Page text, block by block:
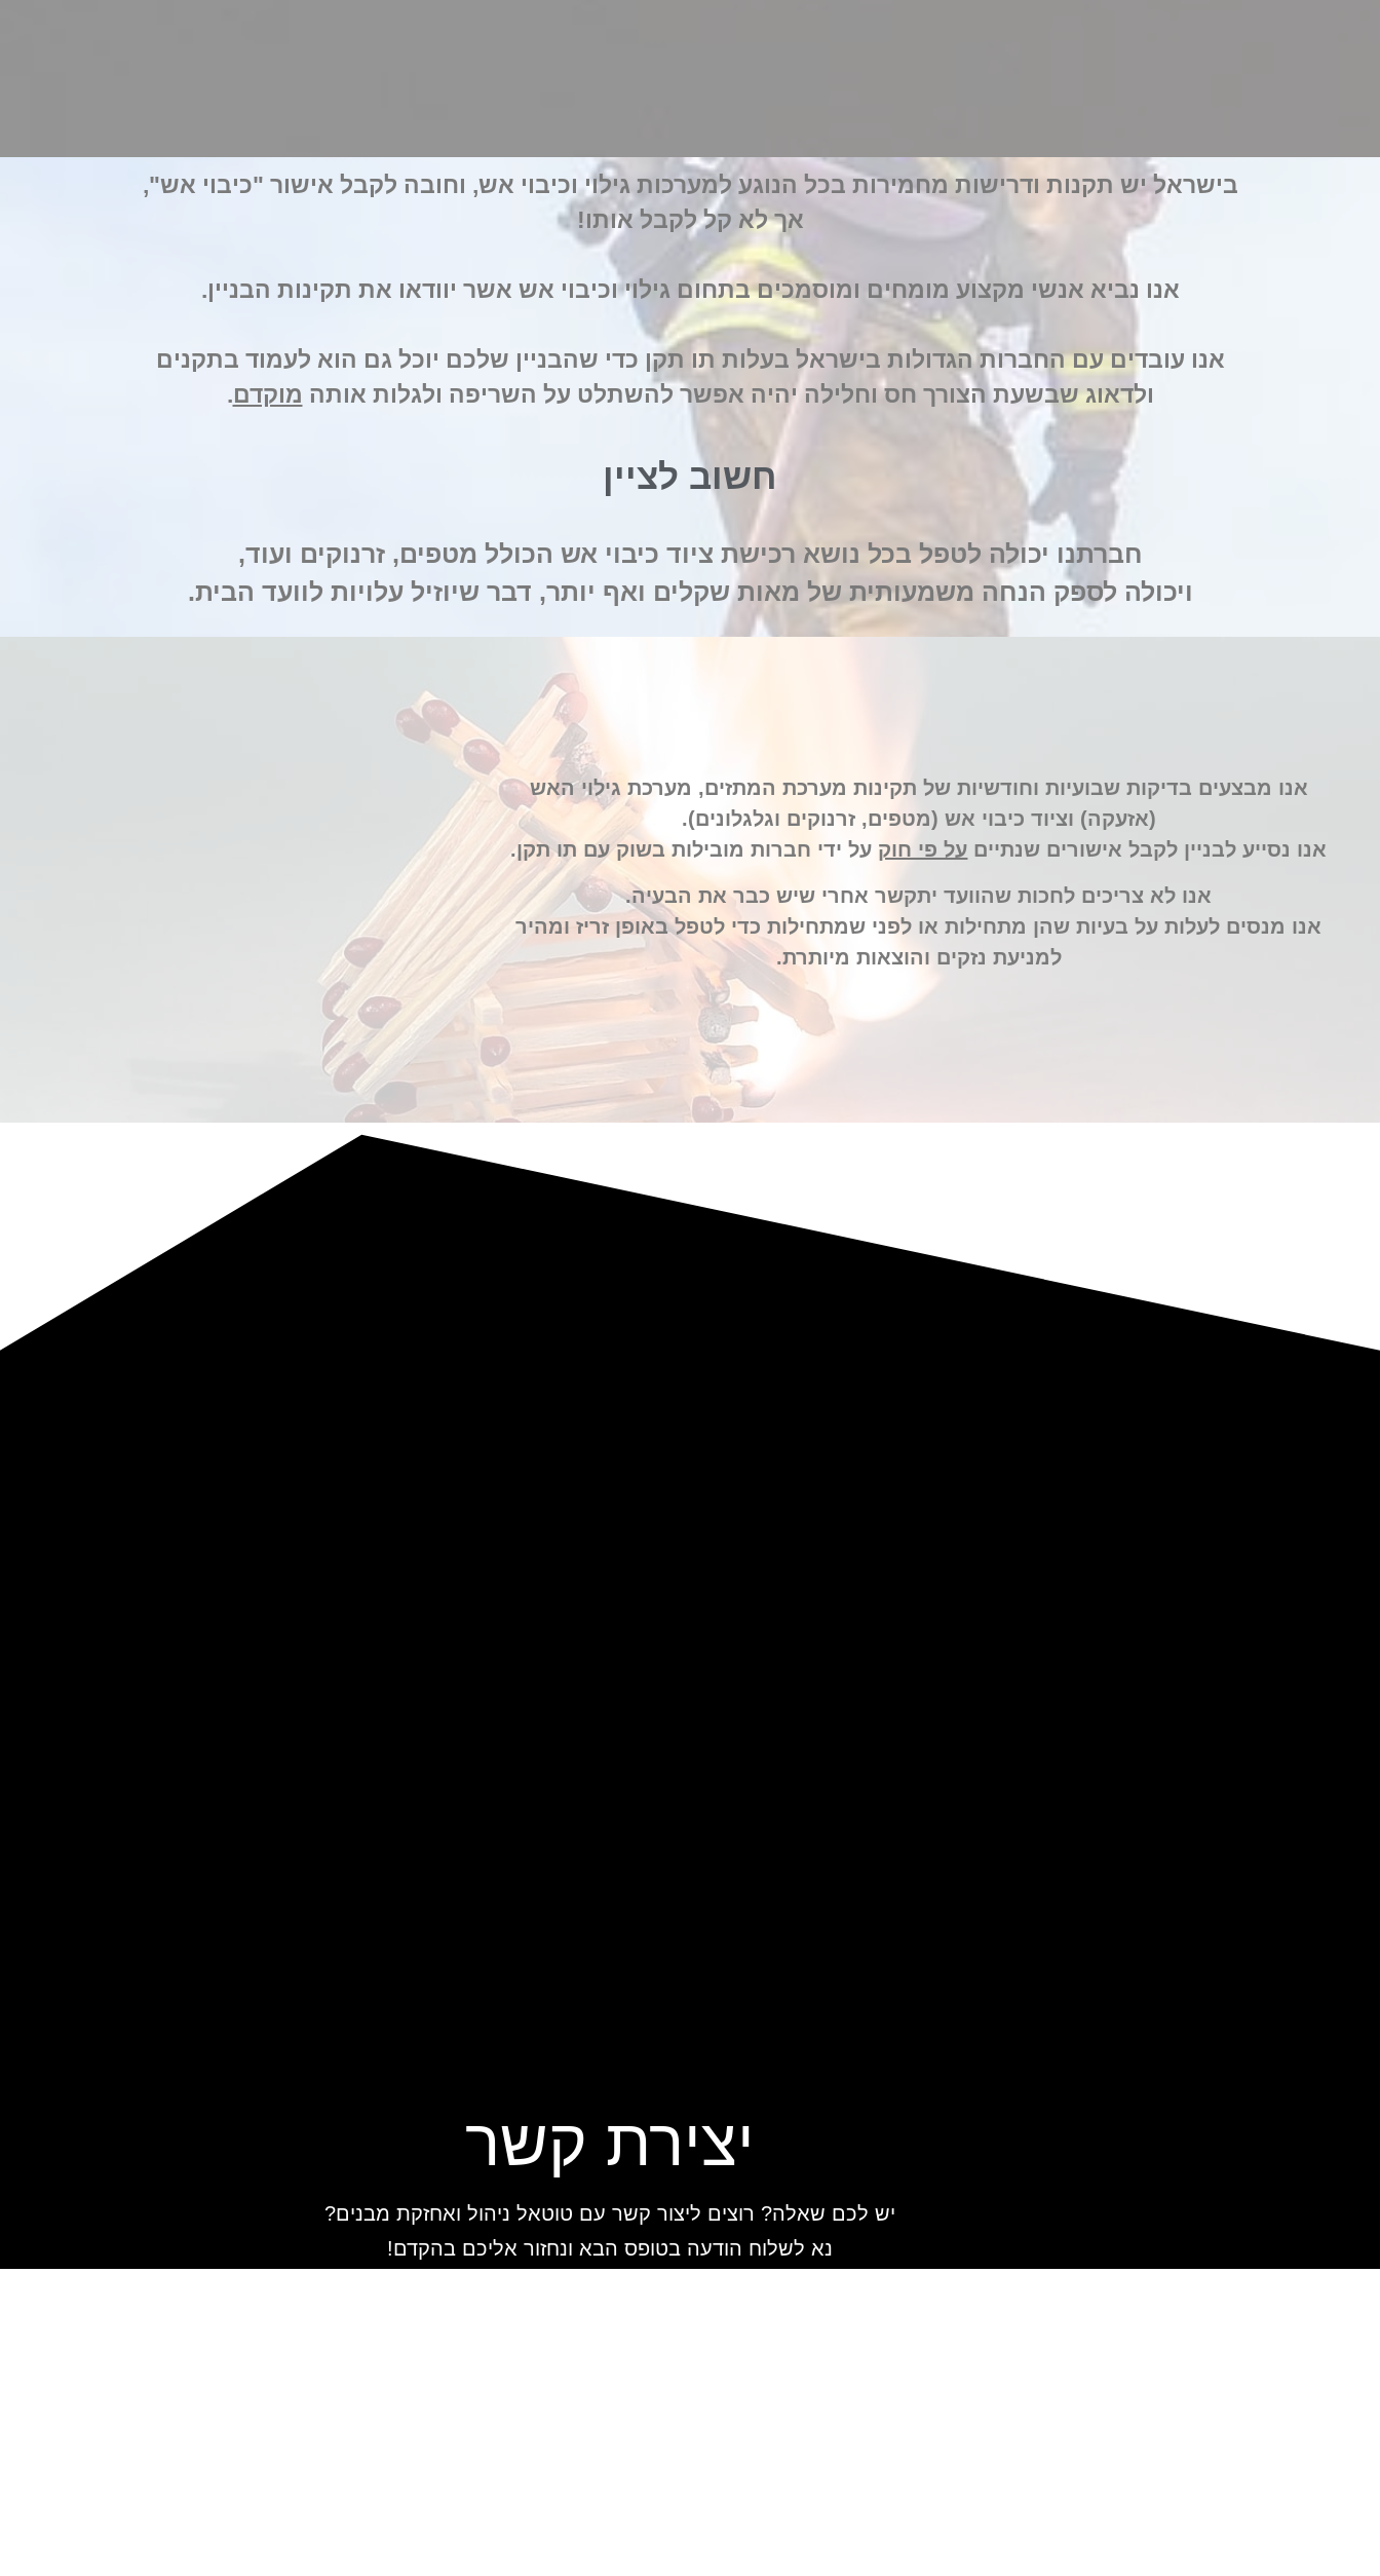
בישראל יש תקנות ודרישות מחמירות בכל הנוגע למערכות גילוי וכיבוי אש, וחובה לקבל אישור "כיבוי אש",
אך לא קל לקבל אותו!
אנו נביא אנשי מקצוע מומחים ומוסמכים בתחום גילוי וכיבוי אש אשר יוודאו את תקינות הבניין.
אנו עובדים עם החברות הגדולות בישראל בעלות תו תקן כדי שהבניין שלכם יוכל גם הוא לעמוד בתקנים
ולדאוג שבשעת הצורך חס וחלילה יהיה אפשר להשתלט על השריפה ולגלות אותה מוקדם.
חשוב לציין
חברתנו יכולה לטפל בכל נושא רכישת ציוד כיבוי אש הכולל מטפים, זרנוקים ועוד,
ויכולה לספק הנחה משמעותית של מאות שקלים ואף יותר, דבר שיוזיל עלויות לוועד הבית.
אנו מבצעים בדיקות שבועיות וחודשיות של תקינות מערכת המתזים, מערכת גילוי האש
(אזעקה) וציוד כיבוי אש (מטפים, זרנוקים וגלגלונים).
אנו נסייע לבניין לקבל אישורים שנתיים על פי חוק על ידי חברות מובילות בשוק עם תו תקן.
אנו לא צריכים לחכות שהוועד יתקשר אחרי שיש כבר את הבעיה.
אנו מנסים לעלות על בעיות שהן מתחילות או לפני שמתחילות כדי לטפל באופן זריז ומהיר
למניעת נזקים והוצאות מיותרת.
יצירת קשר
יש לכם שאלה? רוצים ליצור קשר עם טוטאל ניהול ואחזקת מבנים?
נא לשלוח הודעה בטופס הבא ונחזור אליכם בהקדם!